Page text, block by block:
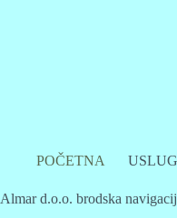
POČETNA
Almar d.o.o. brodska